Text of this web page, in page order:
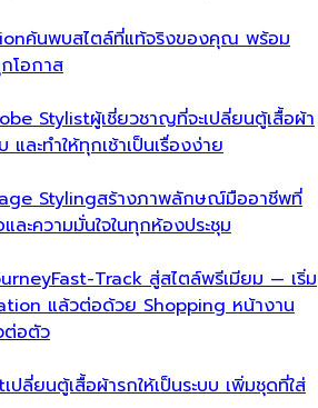
ค้นพบสไตล์ที่แท้จริงของคุณ พร้อม
โอกาส
Stylistผู้เชี่ยวชาญที่จะเปลี่ยนตู้เสื้อผ้า
ละทำให้ทุกเช้าเป็นเรื่องง่าย
Stylingสร้างภาพลักษณ์มืออาชีพที่
ละความมั่นใจในทุกห้องประชุม
Fast-Track สู่สไตล์พรีเมียม — เริ่ม
แล้วต่อด้วย Shopping หน้างาน
ต่อตัว
เปลี่ยนตู้เสื้อผ้ารกให้เป็นระบบ เพิ่มชุดที่ใส่